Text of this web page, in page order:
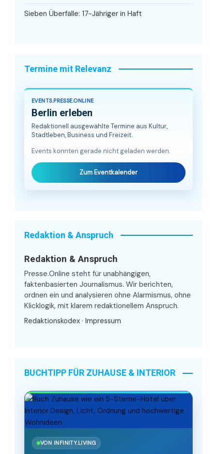
Sieben Überfälle: 17-Jähriger in Haft
Termine mit Relevanz
EVENTS.PRESSE.ONLINE
Berlin erleben
Redaktionell ausgewählte Termine aus Kultur,
Stadtleben, Business und Freizeit.
Events konnten gerade nicht geladen werden.
Zum Eventkalender
Redaktion & Anspruch
Redaktion & Anspruch
Presse.Online steht für unabhängigen,
faktenbasierten Journalismus. Wir berichten,
ordnen ein und analysieren ohne Alarmismus, ohne
Klicklogik, mit klarem redaktionellem Anspruch.
Redaktionskodex · Impressum
BUCHTIPP FÜR ZUHAUSE & INTERIOR
VON INFINITY.LIVING